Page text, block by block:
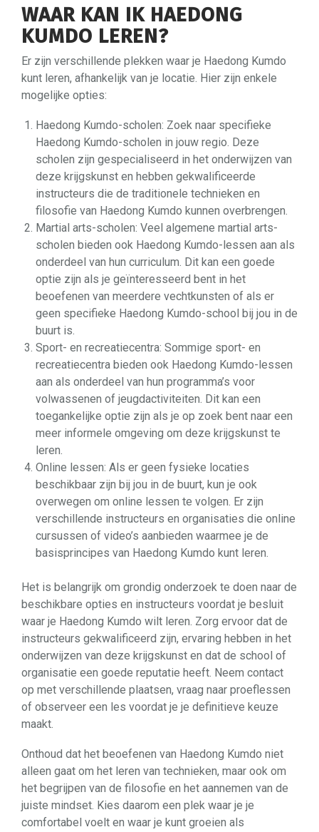
WAAR KAN IK HAEDONG
KUMDO LEREN?
Er zijn verschillende plekken waar je Haedong Kumdo
kunt leren, afhankelijk van je locatie. Hier zijn enkele
mogelijke opties:
Haedong Kumdo-scholen: Zoek naar specifieke
Haedong Kumdo-scholen in jouw regio. Deze
scholen zijn gespecialiseerd in het onderwijzen van
deze krijgskunst en hebben gekwalificeerde
instructeurs die de traditionele technieken en
filosofie van Haedong Kumdo kunnen overbrengen.
Martial arts-scholen: Veel algemene martial arts-
scholen bieden ook Haedong Kumdo-lessen aan als
onderdeel van hun curriculum. Dit kan een goede
optie zijn als je geïnteresseerd bent in het
beoefenen van meerdere vechtkunsten of als er
geen specifieke Haedong Kumdo-school bij jou in de
buurt is.
Sport- en recreatiecentra: Sommige sport- en
recreatiecentra bieden ook Haedong Kumdo-lessen
aan als onderdeel van hun programma’s voor
volwassenen of jeugdactiviteiten. Dit kan een
toegankelijke optie zijn als je op zoek bent naar een
meer informele omgeving om deze krijgskunst te
leren.
Online lessen: Als er geen fysieke locaties
beschikbaar zijn bij jou in de buurt, kun je ook
overwegen om online lessen te volgen. Er zijn
verschillende instructeurs en organisaties die online
cursussen of video’s aanbieden waarmee je de
basisprincipes van Haedong Kumdo kunt leren.
Het is belangrijk om grondig onderzoek te doen naar de
beschikbare opties en instructeurs voordat je besluit
waar je Haedong Kumdo wilt leren. Zorg ervoor dat de
instructeurs gekwalificeerd zijn, ervaring hebben in het
onderwijzen van deze krijgskunst en dat de school of
organisatie een goede reputatie heeft. Neem contact
op met verschillende plaatsen, vraag naar proeflessen
of observeer een les voordat je je definitieve keuze
maakt.
Onthoud dat het beoefenen van Haedong Kumdo niet
alleen gaat om het leren van technieken, maar ook om
het begrijpen van de filosofie en het aannemen van de
juiste mindset. Kies daarom een plek waar je je
comfortabel voelt en waar je kunt groeien als